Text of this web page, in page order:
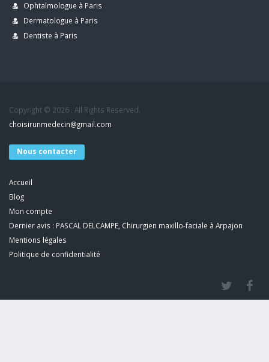
Ophtalmologue à Paris
Dermatologue à Paris
Dentiste à Paris
Copyright © 2026 . All Rights Reserved.
choisirunmedecin@gmail.com
Nous contacter
Accueil
Blog
Mon compte
Dernier avis : PASCAL DELCAMPE, Chirurgien maxillo-faciale à Arpajon
Mentions légales
Politique de confidentialité